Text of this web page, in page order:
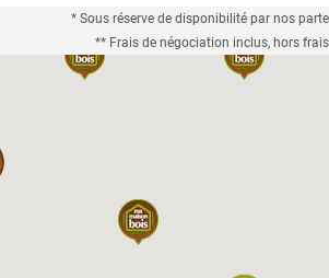
* Sous réserve de disponibilité par nos
** Frais de négociation inclus, hors